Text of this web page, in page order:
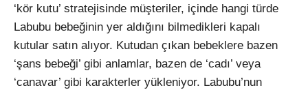
‘kör kutu’ stratejisinde müşteriler, içinde hangi türde
Labubu bebeğinin yer aldığını bilmedikleri kapalı
kutular satın alıyor. Kutudan çıkan bebeklere bazen
‘şans bebeği’ gibi anlamlar, bazen de ‘cadı’ veya
‘canavar’ gibi karakterler yükleniyor. Labubu’nun